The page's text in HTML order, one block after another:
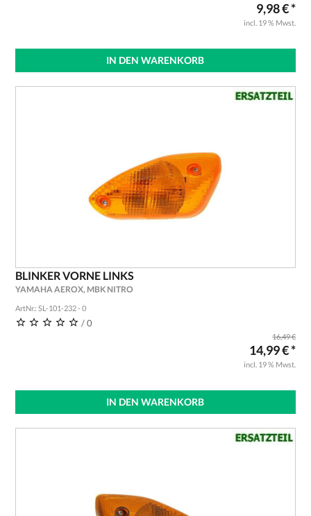
9,98 € *
incl. 19 % Mwst.
IN DEN WARENKORB
BLINKER VORNE LINKS
YAMAHA AEROX, MBK NITRO
ArtNr.: SL-101-232 - 0
/ 0
16,49 €
14,99 € *
incl. 19 % Mwst.
IN DEN WARENKORB